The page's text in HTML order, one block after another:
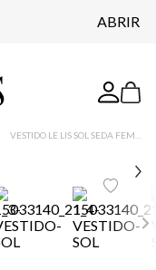
ABRIR